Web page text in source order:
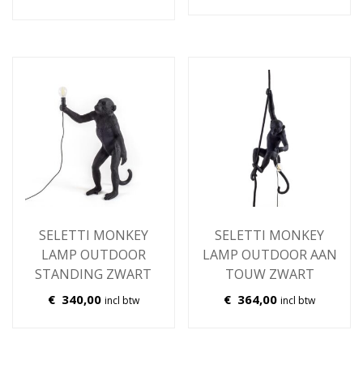
SELETTI MONKEY
LAMP OUTDOOR
STANDING ZWART
€ 340,00 incl btw
SELETTI MONKEY
LAMP OUTDOOR AAN
TOUW ZWART
€ 364,00 incl btw